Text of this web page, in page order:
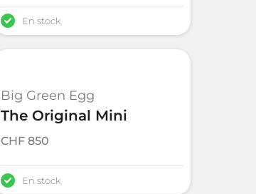
En stock
Big Green Egg
The Original Mini
CHF 850
En stock